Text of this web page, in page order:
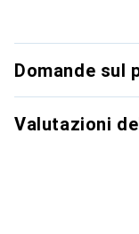
Domande sul
Valutazioni